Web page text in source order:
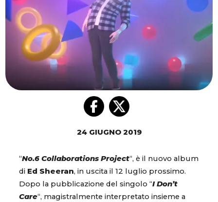
24 GIUGNO 2019
“No.6 Collaborations Project“, è il nuovo album
di Ed Sheeran, in uscita il 12 luglio prossimo.
Dopo la pubblicazione del singolo “I Don’t
Care“, magistralmente interpretato insieme a